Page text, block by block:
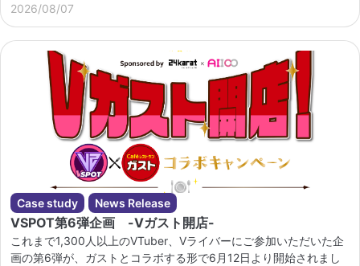
2026/08/07
Case study News Release
VSPOT第6弾企画 -Vガスト開店-
これまで1,300人以上のVTuber、Vライバーにご参加いただいた企
画の第6弾が、ガストとコラボする形で6月12日より開始されまし